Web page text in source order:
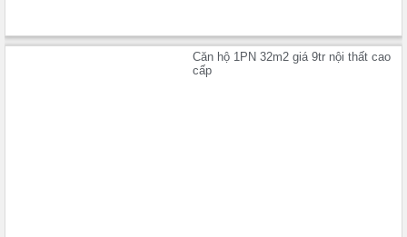
Căn hộ 1PN 32m2 giá 9tr nội thất cao
cấp